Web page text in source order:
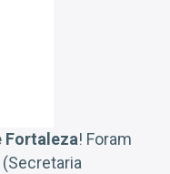
Fortaleza! Foram
(Secretaria